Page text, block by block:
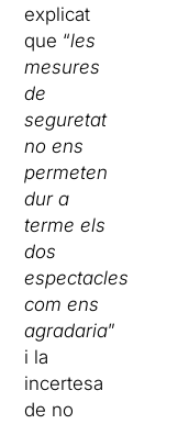
explicat
que “les
mesures
de
seguretat
no ens
permeten
dur a
terme els
dos
espectacles
com ens
agradaria”
i la
incertesa
de no